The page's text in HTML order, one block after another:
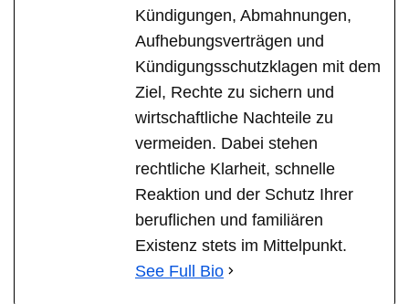
Kündigungen, Abmahnungen,
Aufhebungsverträgen und
Kündigungsschutzklagen mit dem
Ziel, Rechte zu sichern und
wirtschaftliche Nachteile zu
vermeiden. Dabei stehen
rechtliche Klarheit, schnelle
Reaktion und der Schutz Ihrer
beruflichen und familiären
Existenz stets im Mittelpunkt.
See Full Bio